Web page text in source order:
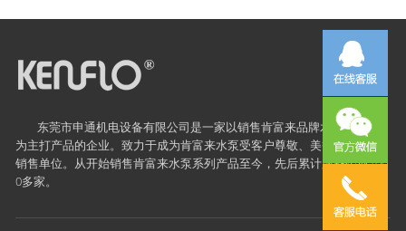
东莞市申通机电设备有限公司是一家以销售肯富来品牌水泵及配件
为主打产品的企业。致力于成为肯富来水泵受客户尊敬、美誉度很高的
销售单位。从开始销售肯富来水泵系列产品至今，先后累计服务企业100
0多家。